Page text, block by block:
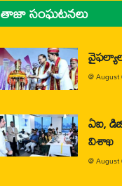
తాజా సంఘటనలు
@
ఏఐ,
విశాఖ
@